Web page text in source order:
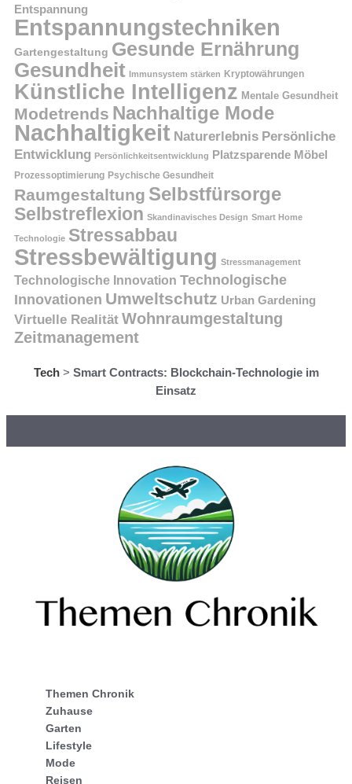
Entspannung
Entspannungstechniken
Gartengestaltung Gesunde Ernährung
Gesundheit Immunsystem stärken Kryptowährungen
Künstliche Intelligenz Mentale Gesundheit
Modetrends Nachhaltige Mode
Nachhaltigkeit Naturerlebnis Persönliche
Entwicklung Persönlichkeitsentwicklung Platzsparende Möbel
Prozessoptimierung Psychische Gesundheit
Raumgestaltung Selbstfürsorge
Selbstreflexion Skandinavisches Design Smart Home
Technologie Stressabbau
Stressbewältigung Stressmanagement
Technologische Innovation Technologische
Innovationen Umweltschutz Urban Gardening
Virtuelle Realität Wohnraumgestaltung
Zeitmanagement
Tech> Smart Contracts: Blockchain-Technologie im
Einsatz
Themen Chronik
Zuhause
Garten
Lifestyle
Mode
Reisen